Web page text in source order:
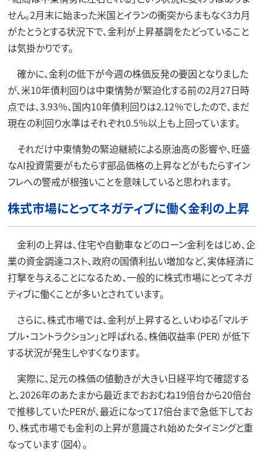
せん。2月末に始まった米国とイランの衝突からまもなく3カ月
がたとうとする状況下で、金利が上昇基調をたどっていること
は気掛かりです。
確かに、金利の低下が今週の株価反発の要因となりました
が、米10年債利回りは中東情勢が緊迫化する前の2月27日時
点では、3.93％、国内10年債利回りは2.12％でしたので、まだ
現在の利回り水準はそれぞれ0.5％以上も上回っています。
それだけ中東情勢の緊迫継続による原油高の影響や、旺盛
なAI投資需要がもたらす部品価格の上昇などがもたらすイン
フレへの警戒が根強いことを意味していると思われます。
株式市場にとってネガティブに働く金利の上昇
金利の上昇は、住宅や自動車などのローン金利をはじめ、企
業の資金調達コスト、政府の国債利払い増加など、実体経済に
打撃を与えることになるため、一般的に株式市場にとってネガ
ティブに働くことが多いとされています。
さらに、株式市場では、金利が上昇すると、いわゆる「マルチ
プル・コントラクション」と呼ばれる、株価収益率（PER）が低下
する状況が発生しやすくなります。
実際に、足元の株価の値動きが大きい日経平均で確認する
と、2026年のあたまから最近までおおむね19倍台から20倍台
で推移していたPERが、最近になって17倍台まで急低下してお
り、株式市場でも金利の上昇が意識され始めたタイミングと重
なっています（図4）。